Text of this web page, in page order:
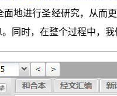
地进行圣经研究，从而
同时，在整个过程中，